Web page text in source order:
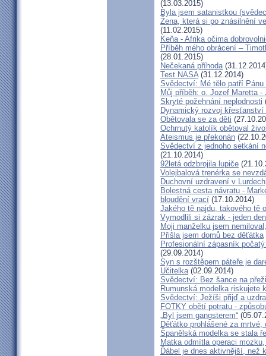
(13.03.2015)
Byla jsem satanistkou
Žena, která si po znásilnění
(11.02.2015)
Keňa - Afrika očima
Příběh mého obrácení –
(28.01.2015)
Nečekaná příhoda
Test NASA(31.12.2014)
Svědectví: Mé tělo patří
Můj příběh: o. Jozef Maretta
Skryté požehnání neplodnosti
Dynamický rozvoj křesťanství
Obětovala se za děti
Ochrnutý katolík obětoval
Ateismus je překonán
Svědectví z jednoho setkání
(21.10.2014)
92letá odzbrojila lupiče
Volejbalová trenérka se
Duchovní uzdravení v Lurdech
Bolestná cesta návratu -
bloudění vrací (17.10.2014)
Jakého tě najdu, takového tě
Vymodlili si zázrak - jeden
Moji manželku jsem
Přišla jsem domů bez děťátka
Profesionální zápasník
(29.09.2014)
Syn s rozštěpem páteře je
Učitelka(02.09.2014)
Svědectví: Bez šance na
Rumunská modelka riskujete
Svědectví: Ježíši přijď a
FOTKY obětí potratu -
„Byl jsem gangsterem“
Děťátko prohlášené za
Španělská modelka se stala
Matka odmítla operaci
Ďábel je dnes aktivnější, než